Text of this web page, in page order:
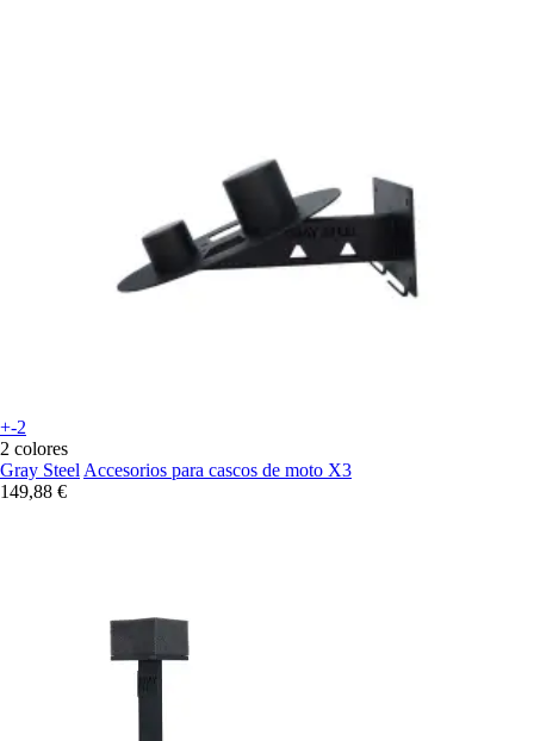
+-2
2 colores
Gray Steel Accesorios para cascos de moto X3
149,88 €